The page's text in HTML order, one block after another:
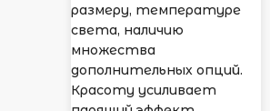
размеру, температуре
света, наличию
множества
дополнительных опций.
Красоту усиливает